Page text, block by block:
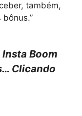
também,
Boom
Clicando